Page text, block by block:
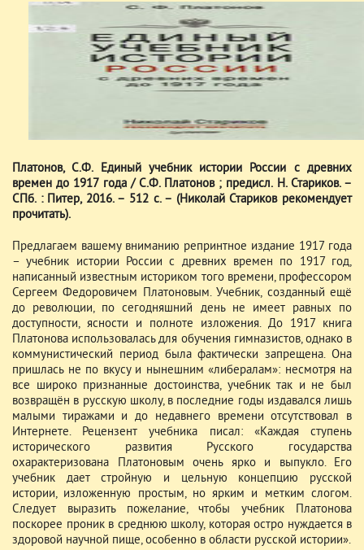
Платонов, С.Ф. Единый учебник истории России с древних
времен до 1917 года / С.Ф. Платонов ; предисл. Н. Стариков. –
СПб. : Питер, 2016. – 512 с. – (Николай Стариков рекомендует
прочитать).
Предлагаем вашему вниманию репринтное издание 1917 года
– учебник истории России с древних времен по 1917 год,
написанный известным историком того времени, профессором
Сергеем Федоровичем Платоновым. Учебник, созданный ещё
до революции, по сегодняшний день не имеет равных по
доступности, ясности и полноте изложения. До 1917 книга
Платонова использовалась для обучения гимназистов, однако в
коммунистический период была фактически запрещена. Она
пришлась не по вкусу и нынешним «либералам»: несмотря на
все широко признанные достоинства, учебник так и не был
возвращён в русскую школу, в последние годы издавался лишь
малыми тиражами и до недавнего времени отсутствовал в
Интернете. Рецензент учебника писал: «Каждая ступень
исторического развития Русского государства
охарактеризована Платоновым очень ярко и выпукло. Его
учебник дает стройную и цельную концепцию русской
истории, изложенную простым, но ярким и метким слогом.
Следует выразить пожелание, чтобы учебник Платонова
поскорее проник в среднюю школу, которая остро нуждается в
здоровой научной пище, особенно в области русской истории».